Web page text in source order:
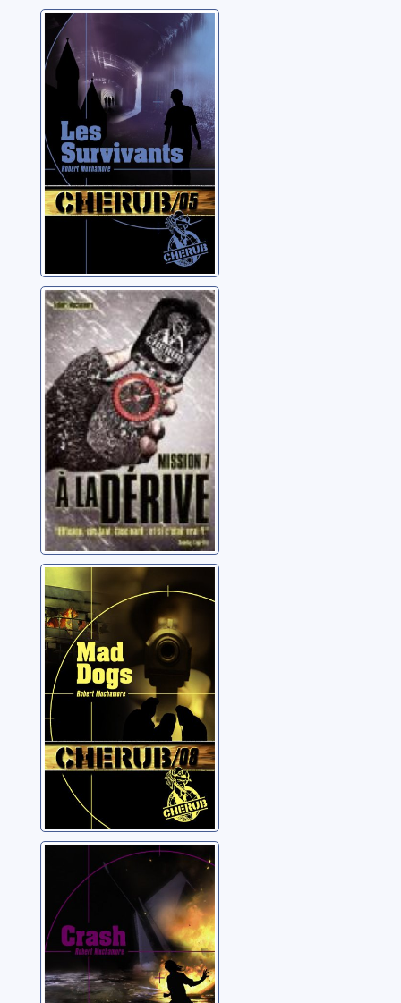
Cherub: 05: Les
survivants
Muchamore, Robert
Cherub: 07: À la
dérive
Muchamore, Robert
Cherub: 08: Mad
dogs
Muchamore, Robert
Cherub: 09:
Crash
Muchamore, Robert